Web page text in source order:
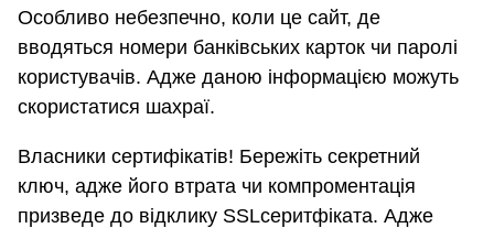
Особливо небезпечно, коли це сайт, де
вводяться номери банківських карток чи паролі
користувачів. Адже даною інформацією можуть
скористатися шахраї.
Власники сертифікатів! Бережіть секретний
ключ, адже його втрата чи компроментація
призведе до відклику SSLсеритфіката. Адже